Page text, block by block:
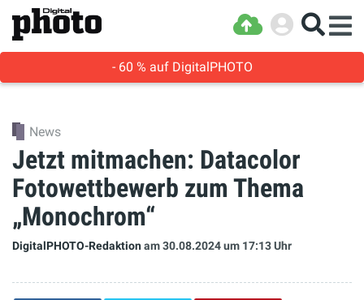
- 60 % auf DigitalPHOTO
News
Jetzt mitmachen: Datacolor
Fotowettbewerb zum Thema
„Monochrom“
DigitalPHOTO-Redaktionam 30.08.2024um 17:13 Uhr